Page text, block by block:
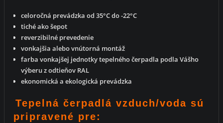
celoročná prevádzka od 35°C do -22°C
tiché ako šepot
reverzibilné prevedenie
vonkajšia alebo vnútorná montáž
farba vonkajšej jednotky tepelného čerpadla podla Vášho
výberu z odtieňov RAL
ekonomická a ekologická prevádzka
Tepelná čerpadlá vzduch/voda sú
pripravené pre: